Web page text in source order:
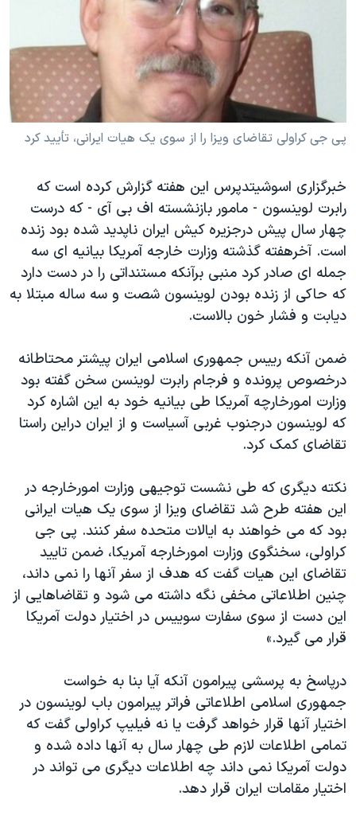
فرهنگ و زندگی
حقوق شهروندی
اقتصادی
علم و فناوری
آرشیو پخش زنده
انتخابات ریاست جمهوری آمریکا ۲۰۲۴
حمله جمهوری اسلامی به اسرائیل
رمز مهسا
مجموعه مستندهای دادخواهی
تریبونال مردمی آبان ۹۸
دادگاه حمید نوری
چهل سال گروگان‌گیری
قانون شفافیت دارائی کادر رهبری ایران
اسرائیل در جنگ
نرگس محمدی برنده جایزه نوبل صلح
همایش محافظه‌کاران آمریکا «سی‌پک»
صفحه‌های ویژه
زبانهای مختلف
پی جی کراولی تقاضای ويزا را از سوی يک هيات ايرانی، تأييد کرد
خبرگزاری اسوشيتدپرس اين هفته گزارش کرده است که
رابرت لوينسون - مامور بازنشسته اف بی آی - که درست
چهار سال پيش درجزيره کيش ايران ناپديد شده بود زنده
است. آخرهفته گذشته وزارت خارجه آمريکا بيانيه ای سه
جمله ای صادر کرد منبی برآنکه مستنداتی را در دست دارد
که حاکی از زنده بودن لوينسون شصت و سه ساله مبتلا به
ديابت و فشار خون بالاست.
ضمن آنکه رييس جمهوری اسلامی ايران پيشتر محتاطانه
درخصوص پرونده و فرجام رابرت لوينسن سخن گفته بود
وزارت امورخارچه آمريکا طی بيانيه خود به اين اشاره کرد
که لوينسون درجنوب غربی آسياست و از ايران دراين راستا
تقاضای کمک کرد.
نکته ديگری که طی نشست توجيهی وزارت امورخارجه در
اين هفته طرح شد تقاضای ويزا از سوی يک هيات ايرانی
بود که می خواهند به ايالات متحده سفر کنند. پی جی
کراولی، سخنگوی وزارت امورخارجه آمريکا، ضمن تاييد
تقاضای اين هيات گفت که هدف از سفر آنها را نمی داند،
چنين اطلاعاتی مخفی نگه داشته می شود و تقاضاهايی از
اين دست از سوی سفارت سوييس در اختيار دولت آمريکا
قرار می گيرد.»
درپاسخ به پرسشی پيرامون آنکه آيا بنا به خواست
جمهوری اسلامی اطلاعاتی فراتر پيرامون باب لوينسون در
اختيار آنها قرار خواهد گرفت يا نه فيليپ کراولی گفت که
تمامی اطلاعات لازم طی چهار سال به آنها داده شده و
دولت آمريکا نمی داند چه اطلاعات ديگری می تواند در
اختيار مقامات ايران قرار دهد.